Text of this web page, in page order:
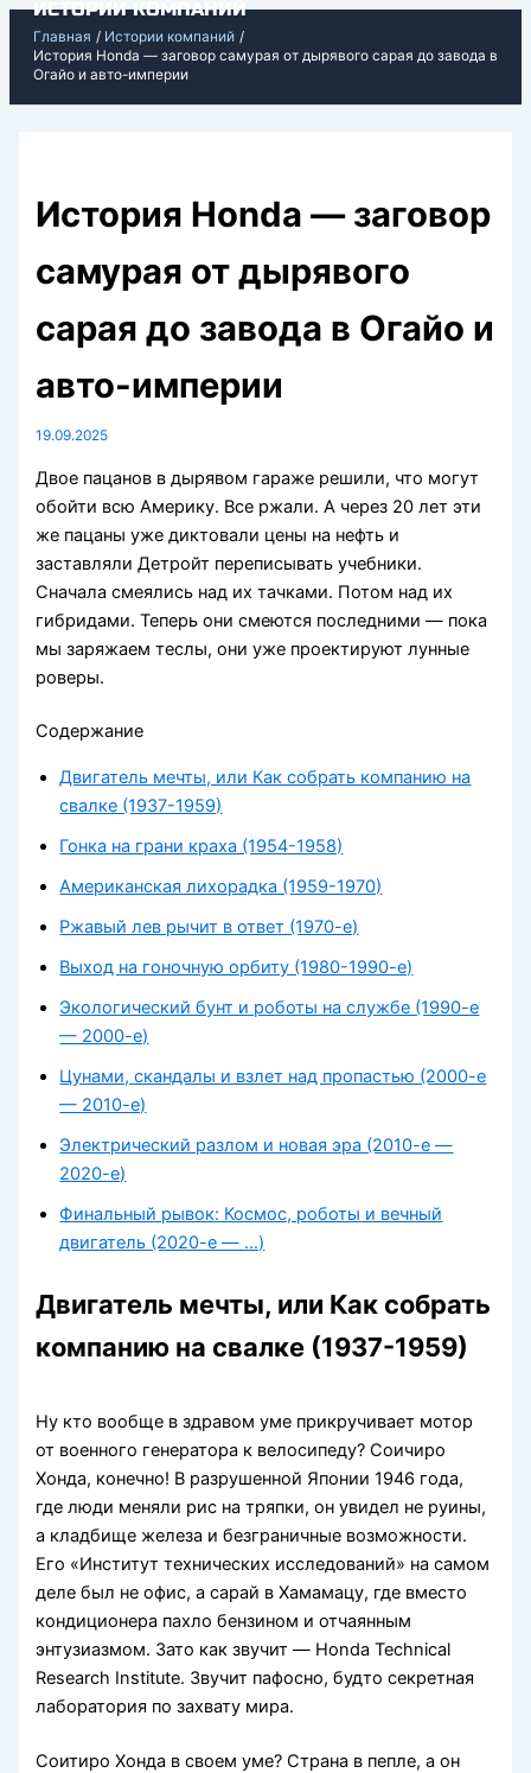
Перейти
содержимому
ИСТОРИИ КОМПАНИЙ
Главная
Истории компаний
История Honda — заговор самурая от дырявого сарая до завода в
Огайо и авто-империи
История Honda — заговор
самурая от дырявого
сарая до завода в Огайо и
авто-империи
19.09.2025
Двое пацанов в дырявом гараже решили, что могут
обойти всю Америку. Все ржали. А через 20 лет эти
же пацаны уже диктовали цены на нефть и
заставляли Детройт переписывать учебники.
Сначала смеялись над их тачками. Потом над их
гибридами. Теперь они смеются последними — пока
мы заряжаем теслы, они уже проектируют лунные
роверы.
Содержание
Двигатель мечты, или Как собрать компанию на
свалке (1937-1959)
Гонка на грани краха (1954-1958)
Американская лихорадка (1959-1970)
Ржавый лев рычит в ответ (1970-е)
Выход на гоночную орбиту (1980-1990-е)
Экологический бунт и роботы на службе (1990-е
— 2000-е)
Цунами, скандалы и взлет над пропастью (2000-е
— 2010-е)
Электрический разлом и новая эра (2010-е —
2020-е)
Финальный рывок: Космос, роботы и вечный
двигатель (2020-е — …)
Двигатель мечты, или Как собрать
компанию на свалке (1937-1959)
Ну кто вообще в здравом уме прикручивает мотор
от военного генератора к велосипеду? Соичиро
Хонда, конечно! В разрушенной Японии 1946 года,
где люди меняли рис на тряпки, он увидел не руины,
а кладбище железа и безграничные возможности.
Его «Институт технических исследований» на самом
деле был не офис, а сарай в Хамамацу, где вместо
кондиционера пахло бензином и отчаянным
энтузиазмом. Зато как звучит — Honda Technical
Research Institute. Звучит пафосно, будто секретная
лаборатория по захвату мира.
Соитиро Хонда в своем уме? Страна в пепле, а он